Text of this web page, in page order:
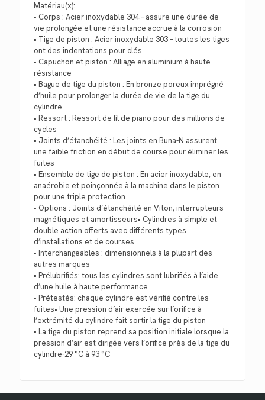
Matériau(x):
• Corps : Acier inoxydable 304 – assure une durée de
vie prolongée et une résistance accrue à la corrosion
• Tige de piston : Acier inoxydable 303 – toutes les tiges
ont des indentations pour clés
• Capuchon et piston : Alliage en aluminium à haute
résistance
• Bague de tige du piston : En bronze poreux imprégné
d’huile pour prolonger la durée de vie de la tige du
cylindre
• Ressort : Ressort de fil de piano pour des millions de
cycles
• Joints d’étanchéité : Les joints en Buna-N assurent
une faible friction en début de course pour éliminer les
fuites
• Ensemble de tige de piston : En acier inoxydable, en
anaérobie et poinçonnée à la machine dans le piston
pour une triple protection
• Options : Joints d’étanchéité en Viton, interrupteurs
magnétiques et amortisseurs• Cylindres à simple et
double action offerts avec différents types
d’installations et de courses
• Interchangeables : dimensionnels à la plupart des
autres marques
• Prélubrifiés: tous les cylindres sont lubrifiés à l’aide
d’une huile à haute performance
• Prétestés: chaque cylindre est vérifié contre les
fuites• Une pression d’air exercée sur l’orifice à
l’extrémité du cylindre fait sortir la tige du piston
• La tige du piston reprend sa position initiale lorsque la
pression d’air est dirigée vers l’orifice près de la tige du
cylindre-29 °C à 93 °C